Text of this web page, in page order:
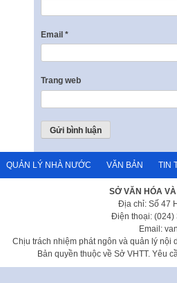
Email *
Trang web
QUẢN LÝ NHÀ NƯỚC VĂN BẢN TIN
SỞ VĂN HÓA
Địa chỉ: Số 47
Điện thoại: (024)
Email:
Chịu trách nhiệm phát ngôn và quản lý nội
Bản quyền thuộc về Sở VHTT. Yêu